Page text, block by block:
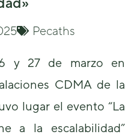
Pecaths
y 27 de marzo en
CDMA de la
lugar el evento “La
a la escalabilidad”